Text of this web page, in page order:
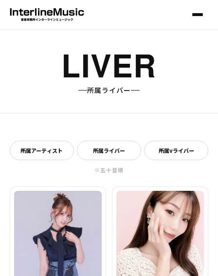
LIVER
所属ライバー
所属アーティスト 所属ライバー 所属vライバー
※五十音順